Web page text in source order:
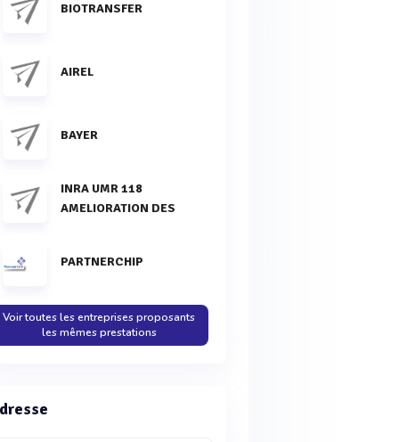
BIOTRANSFER
AIREL
BAYER
INRA UMR 118
AMELIORATION DES
PARTNERCHIP
Voir toutes les entreprises proposants
les mêmes prestations